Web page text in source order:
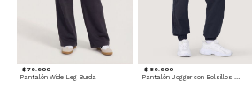
$ 79.900
Pantalón Wide Leg Burda
$ 89.900
Pantalón Jogger con Bolsillos Cargo